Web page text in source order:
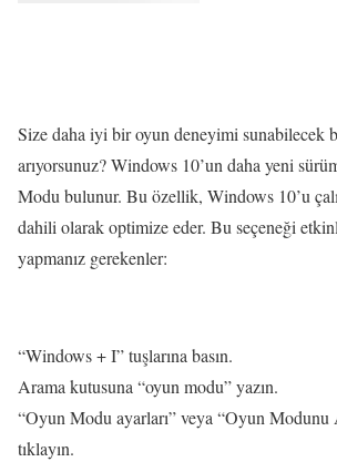
Size daha iyi bir oyun deneyimi sunabilecek
arıyorsunuz? Windows 10’un daha yeni
Modu bulunur. Bu özellik, Windows 10’u
dahili olarak optimize eder. Bu seçeneği
yapmanız gerekenler:
“Windows + I” tuşlarına basın.
Arama kutusuna “oyun modu” yazın.
“Oyun Modu ayarları” veya “Oyun Modunu
tıklayın.